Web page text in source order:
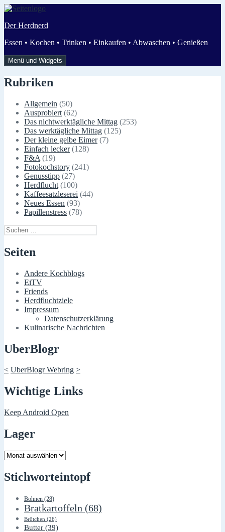
Zum
springen
Der Herdnerd
Essen • Kochen • Trinken • Einkaufen • Abwaschen • Genießen
Menü und Widgets
Rubriken
Allgemein (50)
Ausprobiert (62)
Das nichtwerktägliche Mittag (253)
Das werktägliche Mittag (125)
Der kleine gelbe Eimer(7)
Einfach lecker(128)
F&A (19)
Fotokochstory (241)
Genusstipp (27)
Herdflucht (100)
Kaffeesatzleserei (44)
Neues Essen (93)
Papillenstress (78)
Suchen
nach:
Seiten
Andere Kochblogs
EiTV
Friends
Herdfluchtziele
Impressum
Datenschutzerklärung
Kulinarische Nachrichten
UberBlogr
< UberBlogr Webring >
Wichtige Links
Keep Android Open
Lager
Lager
Stichworteintopf
Bohnen (28)
Bratkartoffeln (68)
Brötchen (26)
Butter (39)